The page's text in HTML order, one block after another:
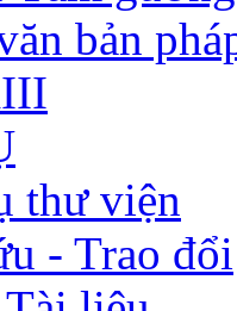
bản
thư viện
- Trao đổi